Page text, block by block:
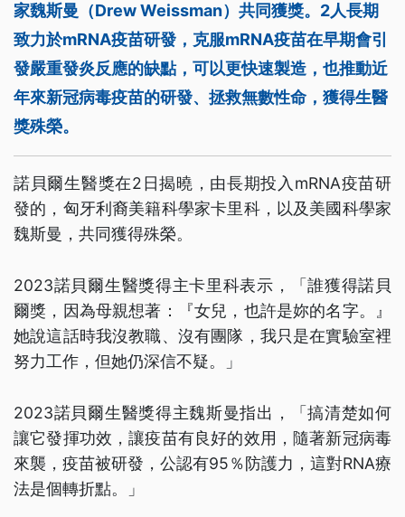
家魏斯曼（Drew Weissman）共同獲獎。2人長期
致力於mRNA疫苗研發，克服mRNA疫苗在早期會引
發嚴重發炎反應的缺點，可以更快速製造，也推動近
年來新冠病毒疫苗的研發、拯救無數性命，獲得生醫
獎殊榮。
諾貝爾生醫獎在2日揭曉，由長期投入mRNA疫苗研
發的，匈牙利裔美籍科學家卡里科，以及美國科學家
魏斯曼，共同獲得殊榮。
2023諾貝爾生醫獎得主卡里科表示，「誰獲得諾貝
爾獎，因為母親想著：『女兒，也許是妳的名字。』
她說這話時我沒教職、沒有團隊，我只是在實驗室裡
努力工作，但她仍深信不疑。」
2023諾貝爾生醫獎得主魏斯曼指出，「搞清楚如何
讓它發揮功效，讓疫苗有良好的效用，隨著新冠病毒
來襲，疫苗被研發，公認有95％防護力，這對RNA療
法是個轉折點。」